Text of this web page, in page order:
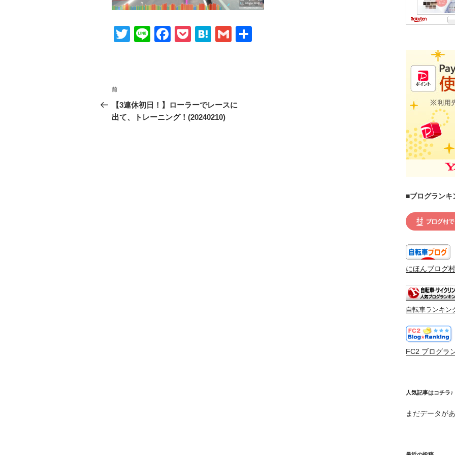
T
Li
F
b
o
P
H
a
G
投
稿
ナ
前
の
投
前
【3連休初日！】ローラーでレースに
出て、トレーニング！(20240210)
■ブログランキ
にほんブログ村
自転車ランキン
FC2 ブログラ
人気記事はコチラ♪
まだデータが